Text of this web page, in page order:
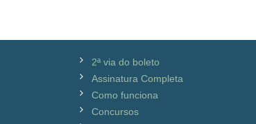
2ª via do boleto
Assinatura Completa
Como funciona
Concursos